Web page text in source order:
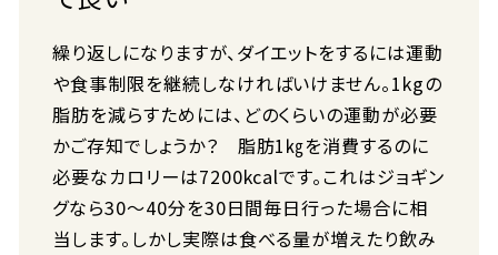
繰り返しになりますが、ダイエットをするには運動
や食事制限を継続しなければいけません。1kgの
脂肪を減らすためには、どのくらいの運動が必要
かご存知でしょうか？ 脂肪1㎏を消費するのに
必要なカロリーは7200kcalです。これはジョギン
グなら30～40分を30日間毎日行った場合に相
当します。しかし実際は食べる量が増えたり飲み